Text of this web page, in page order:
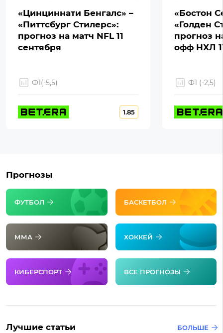
«Цинциннати Бенгалс» –
«Питтсбург Стилерс»:
прогноз на матч NFL 11
сентября
Ф1(-5,5)
1.85
«Бостон
«Голден
прогноз
офф НХЛ
Ф1 (-2,5)
Прогнозы
ФУТБОЛ БАСКЕТБОЛ
ММА ХОККЕЙ
КИБЕРСПОРТ ВСЕ ПРОГНОЗЫ
Лучшие статьи БОЛЬШЕ